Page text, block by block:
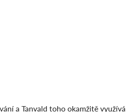
a Tanvald toho okamžitě využívá